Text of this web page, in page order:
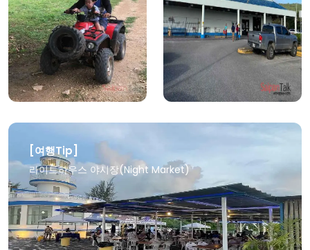
상세보기 상세보기
[여행Tip]
라이트하우스 야시장(Night Market)